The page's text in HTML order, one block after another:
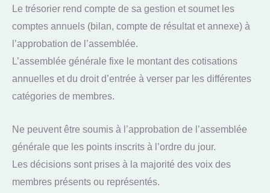
Le trésorier rend compte de sa gestion et soumet les
comptes annuels (bilan, compte de résultat et annexe) à
l’approbation de l’assemblée.
L’assemblée générale fixe le montant des cotisations
annuelles et du droit d’entrée à verser par les différentes
catégories de membres.
Ne peuvent être soumis à l’approbation de l’assemblée
générale que les points inscrits à l’ordre du jour.
Les décisions sont prises à la majorité des voix des
membres présents ou représentés.